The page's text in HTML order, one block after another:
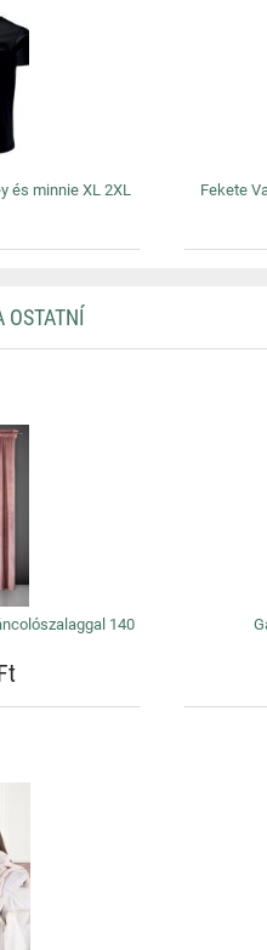
és minnie XL 2XL Fekete
OSTATNÍ
140